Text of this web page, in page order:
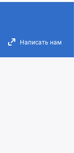
Написать нам